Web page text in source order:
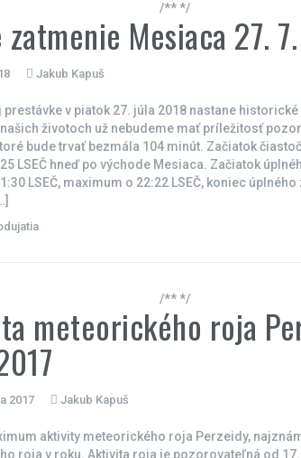
/** */
zatmenie Mesiaca 27.
Jakub Kapuš
prestávke v piatok 27. júla 2018 nastane
životoch už nebudeme mať príležitosť
bude trvať bezmála 104 minút. Začiatok
LSEČ hneď po východe Mesiaca. Začiatok
LSEČ, maximum o 22:22 LSEČ, koniec
/** */
meteorického roja
2017 Jakub Kapuš
aktivity meteorického roja Perzeidy,
roja v roku. Aktivita roja je pozorovateľná od